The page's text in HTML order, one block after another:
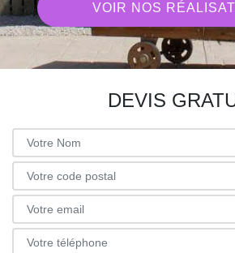
VOIR NOS
DEVIS